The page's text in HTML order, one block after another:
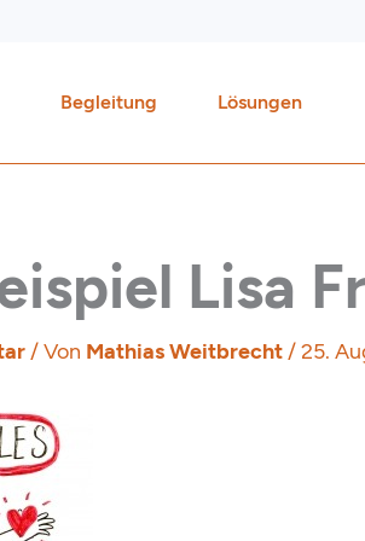
Begleitung Lösungen
Lisa
/ Von Mathias Weitbrecht/25.